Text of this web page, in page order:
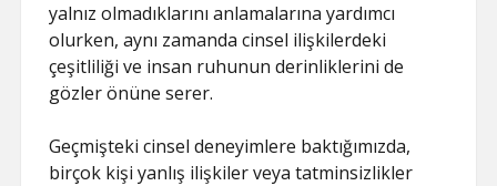
yalnız olmadıklarını anlamalarına yardımcı
olurken, aynı zamanda cinsel ilişkilerdeki
çeşitliliği ve insan ruhunun derinliklerini de
gözler önüne serer.
Geçmişteki cinsel deneyimlere baktığımızda,
birçok kişi yanlış ilişkiler veya tatminsizlikler